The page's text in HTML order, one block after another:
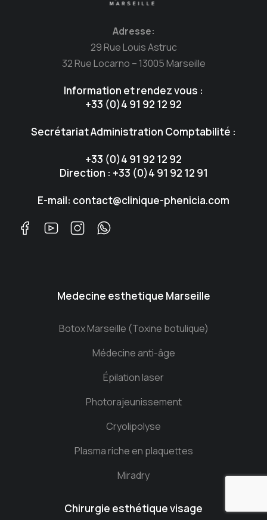
Adresse:
29 Rue Louis Astruc
32 Rue Locarno – 13005 Marseille
Information et rendez vous :
+33 (0)4 91 92 12 92
Secrétariat Administration Comptabilité :
+33 (0)4 91 92 12 92
Direction : +33 (0)4 91 92 12 91
E-mail: contact@clinique-phenicia.com
Medecine esthetique Marseille
Botox Marseille (Toxine botulique)
Médecine anti-âge
Épilation laser
Photorajeunissement
Cryolipolyse
Plasma riche en plaquettes
Miradry
Chirurgie esthétique visage